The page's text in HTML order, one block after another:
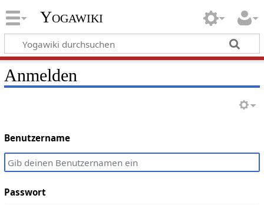
Yogawiki
Anmelden
Benutzername
Passwort